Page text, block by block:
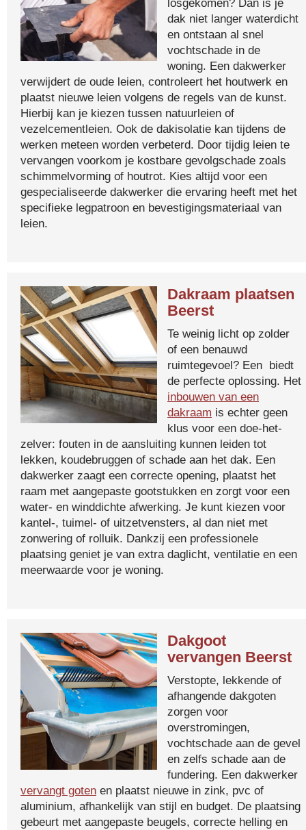
losgekomen? Dan is je
dak niet langer waterdicht
en ontstaan al snel
vochtschade in de
woning. Een dakwerker
verwijdert de oude leien, controleert het houtwerk en
plaatst nieuwe leien volgens de regels van de kunst.
Hierbij kan je kiezen tussen natuurleien of
vezelcementleien. Ook de dakisolatie kan tijdens de
werken meteen worden verbeterd. Door tijdig leien te
vervangen voorkom je kostbare gevolgschade zoals
schimmelvorming of houtrot. Kies altijd voor een
gespecialiseerde dakwerker die ervaring heeft met het
specifieke legpatroon en bevestigingsmateriaal van
leien.
Dakraam plaatsen
Beerst
Te weinig licht op zolder
of een benauwd
ruimtegevoel? Een biedt
de perfecte oplossing. Het
inbouwen van een
dakraam is echter geen
klus voor een doe-het-
zelver: fouten in de aansluiting kunnen leiden tot
lekken, koudebruggen of schade aan het dak. Een
dakwerker zaagt een correcte opening, plaatst het
raam met aangepaste gootstukken en zorgt voor een
water- en winddichte afwerking. Je kunt kiezen voor
kantel-, tuimel- of uitzetvensters, al dan niet met
zonwering of rolluik. Dankzij een professionele
plaatsing geniet je van extra daglicht, ventilatie en een
meerwaarde voor je woning.
Dakgoot
vervangen Beerst
Verstopte, lekkende of
afhangende dakgoten
zorgen voor
overstromingen,
vochtschade aan de gevel
en zelfs schade aan de
fundering. Een dakwerker
vervangt goten en plaatst nieuwe in zink, pvc of
aluminium, afhankelijk van stijl en budget. De plaatsing
gebeurt met aangepaste beugels, correcte helling en